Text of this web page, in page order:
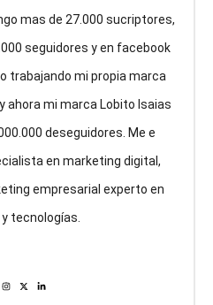
mas de 27.000 sucriptores,
seguidores y en facebook
trabajando mi propia marca
ahora mi marca Lobito Isaias
deseguidores. Me e
en marketing digital,
empresarial experto en
tecnologías.